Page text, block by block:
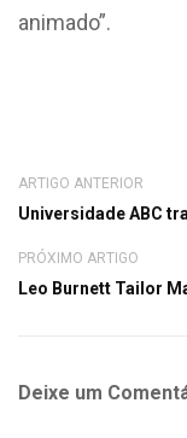
animado”.
ARTIGO ANTERIOR
Universidade ABC
PRÓXIMO ARTIGO
Leo Burnett Tailor
Deixe um